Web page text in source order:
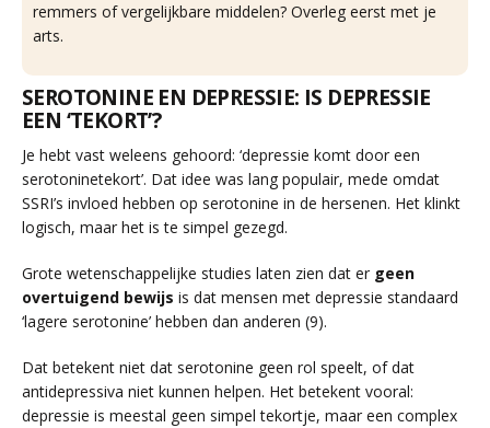
remmers of vergelijkbare middelen? Overleg eerst met je
arts.
SEROTONINE EN DEPRESSIE: IS DEPRESSIE
EEN ‘TEKORT’?
Je hebt vast weleens gehoord: ‘depressie komt door een
serotoninetekort’. Dat idee was lang populair, mede omdat
SSRI’s invloed hebben op serotonine in de hersenen. Het klinkt
logisch, maar het is te simpel gezegd.
Grote wetenschappelijke studies laten zien dat er geen
overtuigend bewijs is dat mensen met depressie standaard
‘lagere serotonine’ hebben dan anderen (9).
Dat betekent niet dat serotonine geen rol speelt, of dat
antidepressiva niet kunnen helpen. Het betekent vooral:
depressie is meestal geen simpel tekortje, maar een complex